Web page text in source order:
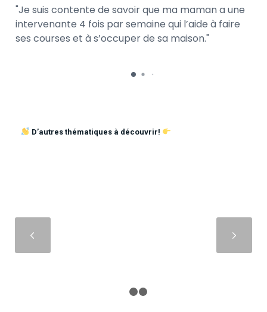
Je suis contente de savoir que ma maman a une
intervenante 4 fois par semaine qui l’aide à faire
ses courses et à s’occuper de sa maison.
D’autres thématiques à découvrir!